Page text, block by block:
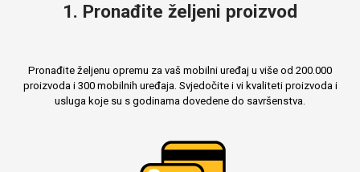
1. Pronađite željeni proizvod
Pronađite željenu opremu za vaš mobilni uređaj u više od 200.000
proizvoda i 300 mobilnih uređaja. Svjedočite i vi kvaliteti proizvoda i
usluga koje su s godinama dovedene do savršenstva.